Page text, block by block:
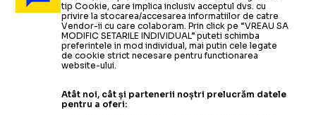
tip Cookie, care implica inclusiv acceptul dvs. cu
privire la stocarea/accesarea informatiilor de catre
Vendor-ii cu care colaboram. Prin click pe “VREAU SA
MODIFIC SETARILE INDIVIDUAL” puteti schimba
preferintele in mod individual, mai putin cele legate
de cookie strict necesare pentru functionarea
website-ului.
Atât noi, cât și partenerii noștri prelucrăm datele
pentru a oferi: